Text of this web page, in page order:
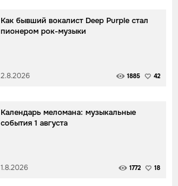
Как бывший вокалист Deep Purple стал
пионером рок-музыки
2.8.2026 1885 42
Календарь меломана: музыкальные
события 1 августа
1.8.2026 1772 18